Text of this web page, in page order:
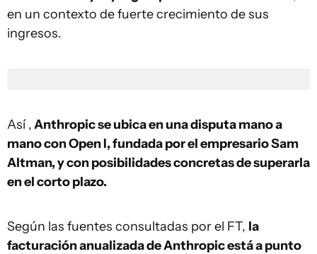
en un contexto de fuerte crecimiento de sus
ingresos.
Así ,Anthropic se ubica en una disputa mano a
mano con Open I, fundada por el empresario Sam
Altman, y con posibilidades concretas de superarla
en el corto plazo.
Según las fuentes consultadas por el FT, la
facturación anualizada de Anthropic está a punto